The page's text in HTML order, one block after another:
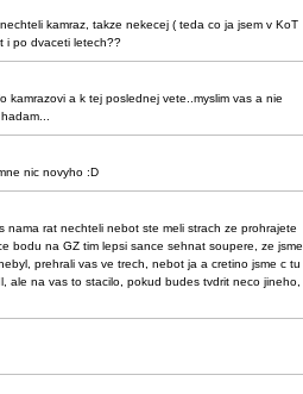
kamraz, takze nekecej ( teda co ja jsem v KoT
i po dvaceti letech??
kamrazovi a k tej poslednej vete..myslim vas a nie
nic novyho :D
rat nechteli nebot ste meli strach ze prohrajete
bodu na GZ tim lepsi sance sehnat soupere, ze jsme
prehrali vas ve trech, nebot ja a cretino jsme c tu
ale na vas to stacilo, pokud budes tvdrit neco jineho,